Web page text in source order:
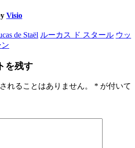
Visio
de Staël ルーカス ド スタール ウッ
を残す
れることはありません。 * が付いて